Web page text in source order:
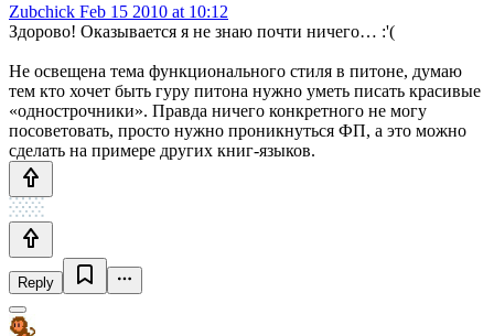
Zubchick Feb 15 2010 at 10:12
Здорово! Оказывается я не знаю почти ничего… :'(
Не освещена тема функционального стиля в питоне, думаю
тем кто хочет быть гуру питона нужно уметь писать красивые
«однострочники». Правда ничего конкретного не могу
посоветовать, просто нужно проникнуться ФП, а это можно
сделать на примере других книг-языков.
Reply